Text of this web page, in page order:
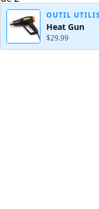
OUTIL
Heat Gun
$29.99